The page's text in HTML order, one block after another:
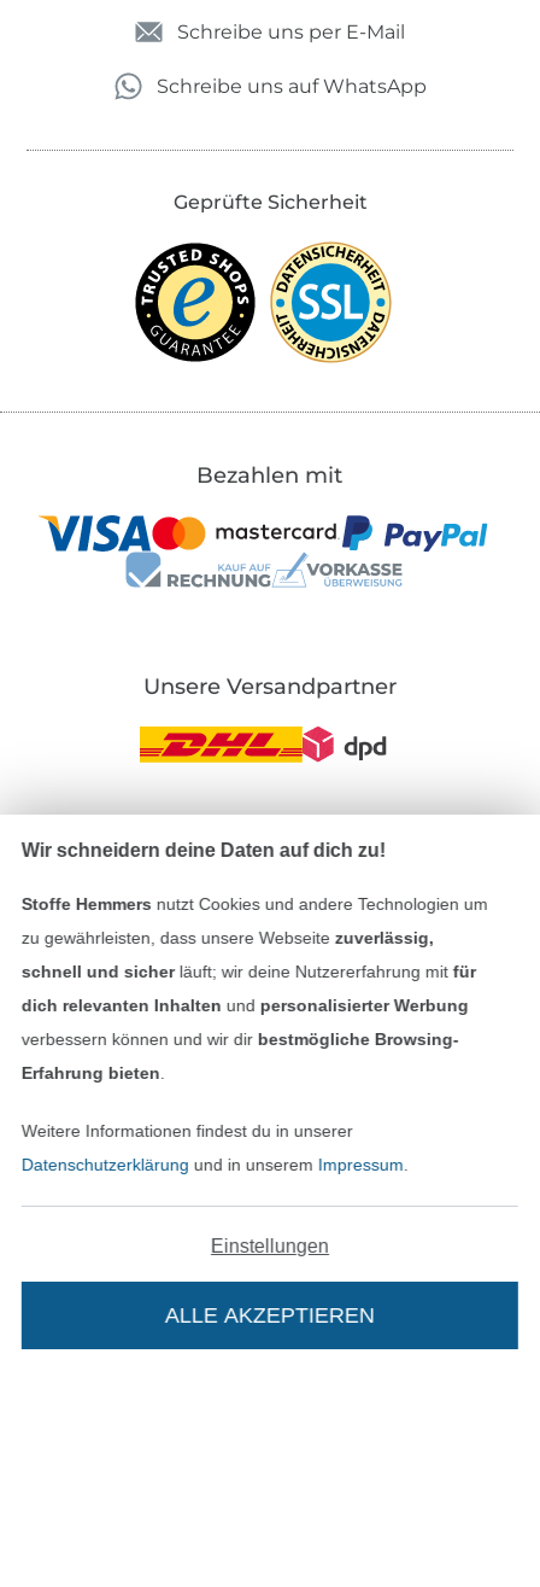
Schreibe uns per E-Mail
Schreibe uns auf WhatsApp
Geprüfte Sicherheit
Bezahlen mit
Unsere Versandpartner
Impressum
Datenschutz
Kontakt
Bestellung widerrufen
Finde mehr Inspiration
In den deutschen Shop wechseln (aktuell
Wir schneidern deine Daten auf dich zu!
Stoffe Hemmers nutzt Cookies und andere Technologien um
zu gewährleisten, dass unsere Webseite zuverlässig,
schnell und sicherläuft; wir deine Nutzererfahrung mitfür
dich relevanten Inhalten und personalisierter Werbung
verbessern können und wir dir bestmögliche Browsing-
Erfahrung bieten
Weitere Informationen findest du in unserer
Datenschutzerklärung und in unserem Impressum
Einstellungen
ALLE AKZEPTIEREN